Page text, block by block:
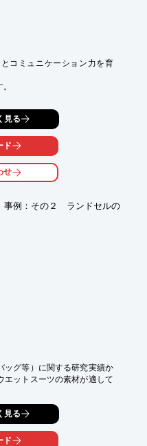
コミュニケーション力を育
て、三つの窓に振り分けられ
で、想い描くデザイン、設計
す。ご用命の際はお問い合わ
見る
ド
せ
事例：その２ ランドセルの
ッグ等）に関する研究実績か
エットスーツの素材が適して
見る
ド